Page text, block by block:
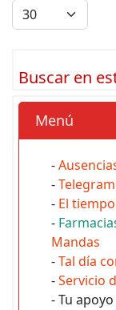
Buscar en
Menú
-
-
- El
-
Mandas
-Tal día
-Servicio
- Tu